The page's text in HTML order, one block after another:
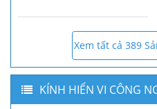
Xem tất cả 389
KÍNH HIỂN VI CÔNG